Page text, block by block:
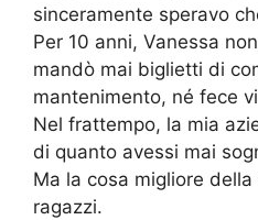
sinceramente speravo
Per 10 anni, Vanessa
mandò mai biglietti di
mantenimento, né fece
Nel frattempo, la mia
di quanto avessi mai
Ma la cosa migliore
ragazzi.